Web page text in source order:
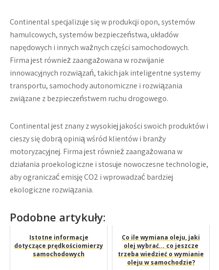
Continental specjalizuje się w produkcji opon, systemów
hamulcowych, systemów bezpieczeństwa, układów
napędowych i innych ważnych części samochodowych.
Firma jest również zaangażowana w rozwijanie
innowacyjnych rozwiązań, takich jak inteligentne systemy
transportu, samochody autonomiczne i rozwiązania
związane z bezpieczeństwem ruchu drogowego.
Continental jest znany z wysokiej jakości swoich produktów i
cieszy się dobrą opinią wśród klientów i branży
motoryzacyjnej. Firma jest również zaangażowana w
działania proekologiczne i stosuje nowoczesne technologie,
aby ograniczać emisję CO2 i wprowadzać bardziej
ekologiczne rozwiązania.
Podobne artykuły:
Istotne informacje
dotyczące prędkościomierzy
samochodowych
Co ile wymiana oleju, jaki
olej wybrać... co jeszcze
trzeba wiedzieć o wymianie
oleju w samochodzie?